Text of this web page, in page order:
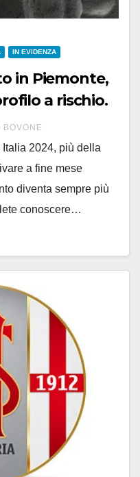
IN EVIDENZA
in Piemonte,
a rischio.
BOVONE
2024, più della
a fine mese
diventa sempre più
conoscere…